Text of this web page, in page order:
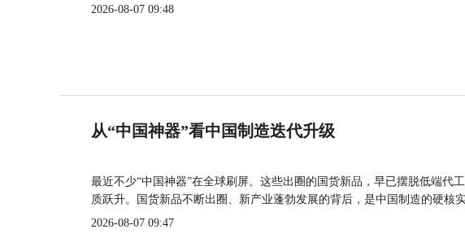
2026-08-07 09:48
从“中国神器”看中国制造迭代升级
最近不少“中国神器”在全球刷屏。这些出圈的国货新品，早已摆脱低端代
质跃升。国货新品不断出圈、新产业蓬勃发展的背后，是中国制造的硬核实
2026-08-07 09:47